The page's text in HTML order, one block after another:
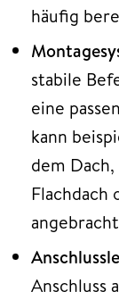
häufig
stabile
eine
kann
dem
Anschluss